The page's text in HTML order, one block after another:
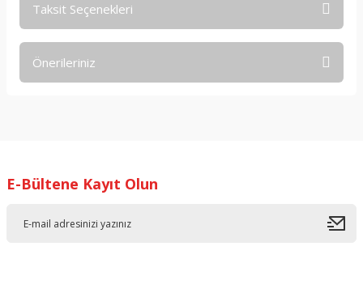
Taksit Seçenekleri
Önerileriniz
Ürün resmi kalitesiz, bozuk veya görüntülenemiyor.
E-Bültene Kayıt Olun